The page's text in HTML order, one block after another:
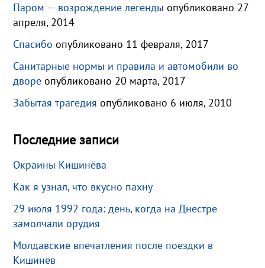
Паром — возрождение легенды опубликовано 27
апреля, 2014
Спасибо опубликовано 11 февраля, 2017
Санитарные нормы и правила и автомобили во
дворе опубликовано 20 марта, 2017
Забытая трагедия опубликовано 6 июля, 2010
Последние записи
Окраины Кишинёва
Как я узнал, что вкусно пахну
29 июля 1992 года: день, когда на Днестре
замолчали орудия
Молдавские впечатления после поездки в
Кишинёв